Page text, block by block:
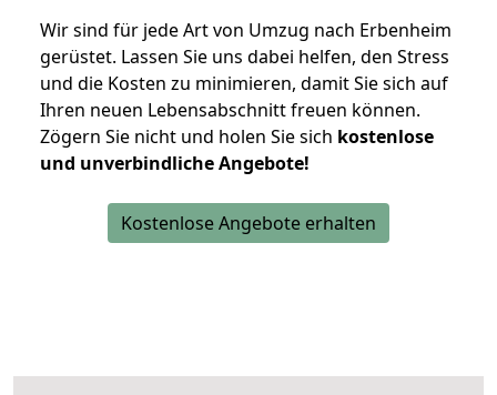
Wir sind für jede Art von Umzug nach Erbenheim
gerüstet. Lassen Sie uns dabei helfen, den Stress
und die Kosten zu minimieren, damit Sie sich auf
Ihren neuen Lebensabschnitt freuen können.
Zögern Sie nicht und holen Sie sich kostenlose
und unverbindliche Angebote!
Kostenlose Angebote erhalten